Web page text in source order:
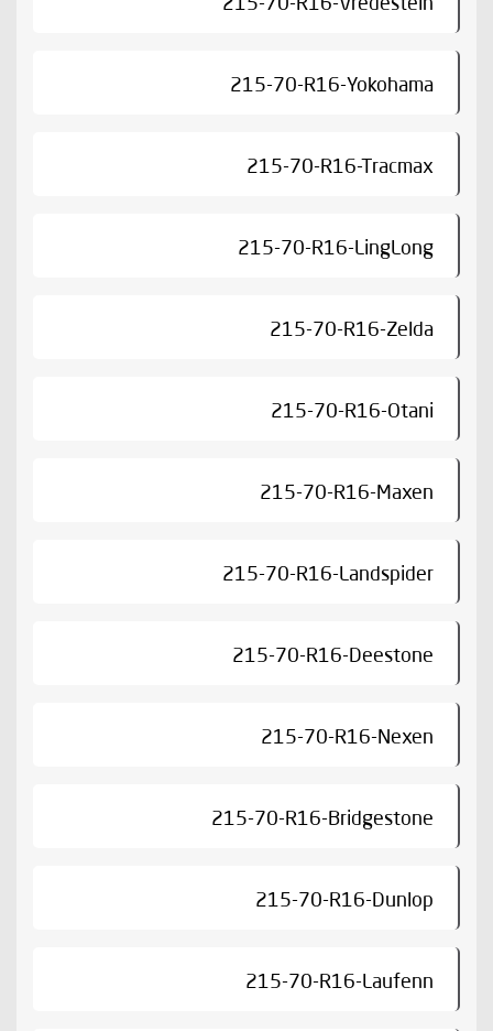
215-70-R16-Yokohama
215-70-R16-Tracmax
215-70-R16-LingLong
215-70-R16-Zelda
215-70-R16-Otani
215-70-R16-Maxen
215-70-R16-Landspider
215-70-R16-Deestone
215-70-R16-Nexen
215-70-R16-Bridgestone
215-70-R16-Dunlop
215-70-R16-Laufenn